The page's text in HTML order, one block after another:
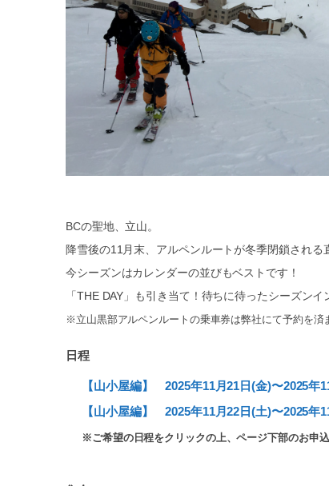
BCの聖地、立山。
降雪後の11月末、アルペンルートが冬季閉鎖され
今シーズンはカレンダーの並びもベストです！
「THE DAY」も引き当て！待ちに待ったシーズン
※立山黒部アルペンルートの乗車券は弊社にて予約を済
日程
【山小屋編】 2025年11月21日(金)〜2025
【山小屋編】 2025年11月22日(土)〜2025
※ご希望の日程をクリックの上、ページ下部のお申